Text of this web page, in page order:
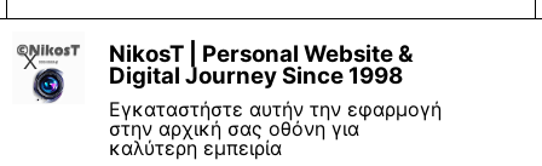
NikosT | Personal Website &
Digital Journey Since 1998
Εγκαταστήστε αυτήν την εφαρμογή
στην αρχική σας οθόνη για
καλύτερη εμπειρία
X